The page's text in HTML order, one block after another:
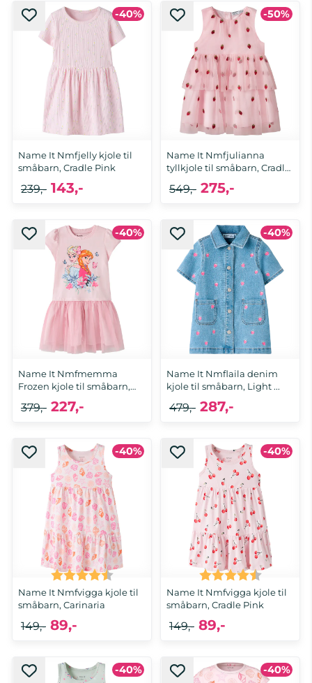
92, 98, 104, 110, 116, 122 92, 98, 104, 110, 116
-40%
Name It Nmfjelly kjole til
småbarn, Cradle Pink
92, 98, 104, 116
143,-
239,-
-50%
Name It Nmfjulianna
tyllkjole til småbarn, Cradle
92, 98, 104, 110, 116
275,-
549,-
-40%
Name It Nmfmemma
Frozen kjole til småbarn,
Cradle ...
92
227,-
379,-
-40%
Name It Nmflaila denim
kjole til småbarn, Light ...
92, 98, 104, 110, 116
287,-
479,-
-40%
Name It Nmfvigga kjole til
småbarn, Carinaria
92, 98, 104, 110, 116
89,-
149,-
Karakter: 4.5 av 5 mulige
-40%
Name It Nmfvigga kjole til
småbarn, Cradle Pink
92, 98, 104, 116
89,-
149,-
Karakter: 4.5 av 5
-40% -40%